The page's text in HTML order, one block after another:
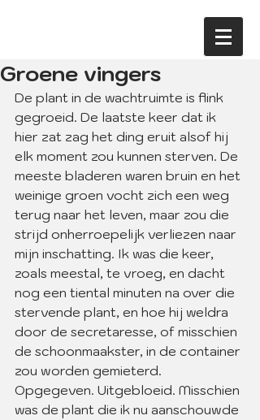
Groene vingers
De plant in de wachtruimte is flink
gegroeid. De laatste keer dat ik
hier zat zag het ding eruit alsof hij
elk moment zou kunnen sterven. De
meeste bladeren waren bruin en het
weinige groen vocht zich een weg
terug naar het leven, maar zou die
strijd onherroepelijk verliezen naar
mijn inschatting. Ik was die keer,
zoals meestal, te vroeg, en dacht
nog een tiental minuten na over die
stervende plant, en hoe hij weldra
door de secretaresse, of misschien
de schoonmaakster, in de container
zou worden gemieterd.
Opgegeven. Uitgebloeid. Misschien
was de plant die ik nu aanschouwde